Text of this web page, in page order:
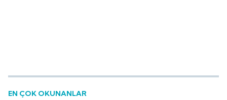
EN ÇOK OKUNANLAR